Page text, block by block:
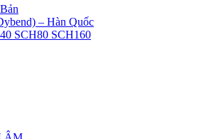
– Hàn Quốc
SCH80 SCH160